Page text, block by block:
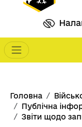
Main
Рядок
Головна
Публічна
Звіти щодо